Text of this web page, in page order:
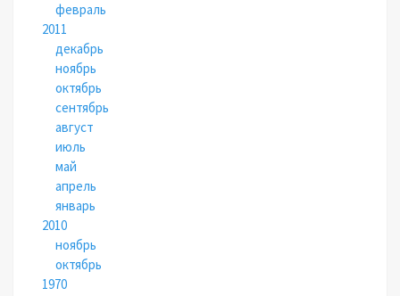
февраль
2011
декабрь
ноябрь
октябрь
сентябрь
август
июль
май
апрель
январь
2010
ноябрь
октябрь
1970